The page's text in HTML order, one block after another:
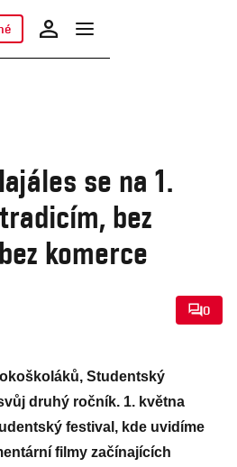
se na 1.
bez
komerce
0
Studentský
druhý ročník. 1. května
festival, kde uvidíme
filmy začínajících